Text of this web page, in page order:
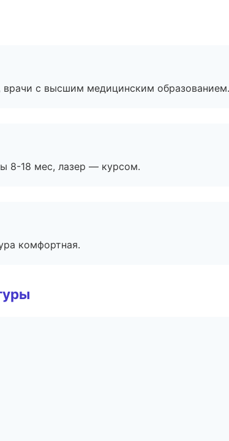
врачи с высшим медицинским образованием.
8-18 мес, лазер — курсом.
комфортная.